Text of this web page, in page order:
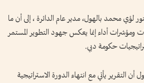
لؤي محمد بالهول، مدير عام الدائرة ، إلى أن ما
ومؤشرات أداء إنما يعكس جهود التطوير المستمر
حكومة دبي.
التقرير يأتي مع انتهاء الدورة الاستراتيجية